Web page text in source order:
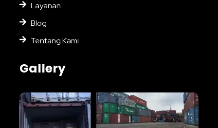
Layanan
Blog
Tentang Kami
Gallery